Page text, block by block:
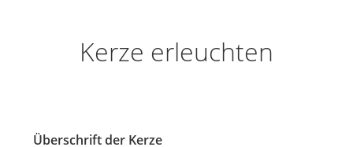
Kerze erleuchten
Überschrift der Kerze